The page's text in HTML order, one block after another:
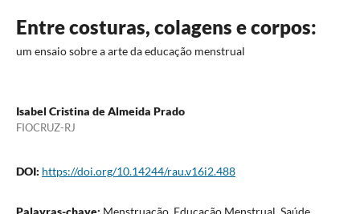
Entre costuras, colagens e corpos:
um ensaio sobre a arte da educação menstrual
Isabel Cristina de Almeida Prado
FIOCRUZ-RJ
DOI: https://doi.org/10.14244/rau.v16i2.488
Palavras-chave: Menstruação, Educação Menstrual, Saúde